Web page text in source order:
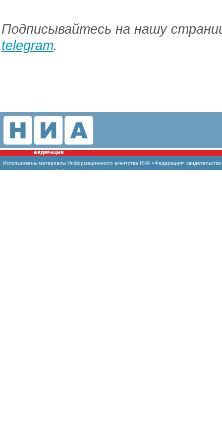
Подписывайтесь на нашу
telegram.
Использованы материалы Информационного агентства НИА «Федерация»
массовых коммуникаций (Роскомнадзор)